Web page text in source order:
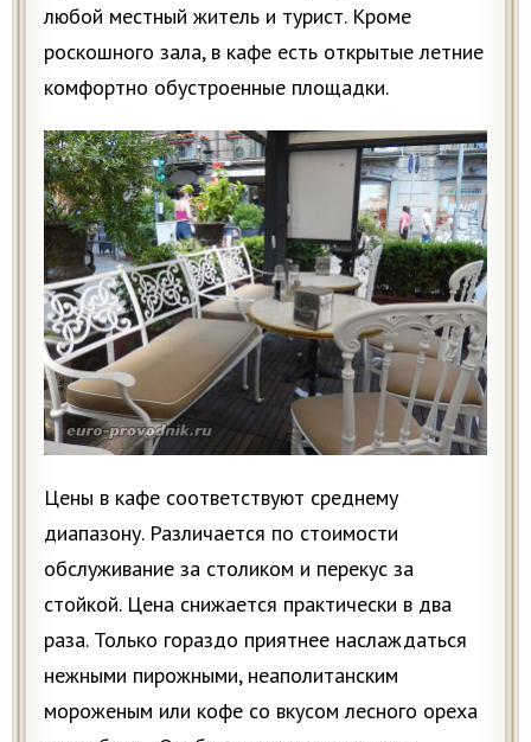
любой местный житель и турист. Кроме
роскошного зала, в кафе есть открытые летние
комфортно обустроенные площадки.
Цены в кафе соответствуют среднему
диапазону. Различается по стоимости
обслуживание за столиком и перекус за
стойкой. Цена снижается практически в два
раза. Только гораздо приятнее наслаждаться
нежными пирожными, неаполитанским
мороженым или кофе со вкусом лесного ореха